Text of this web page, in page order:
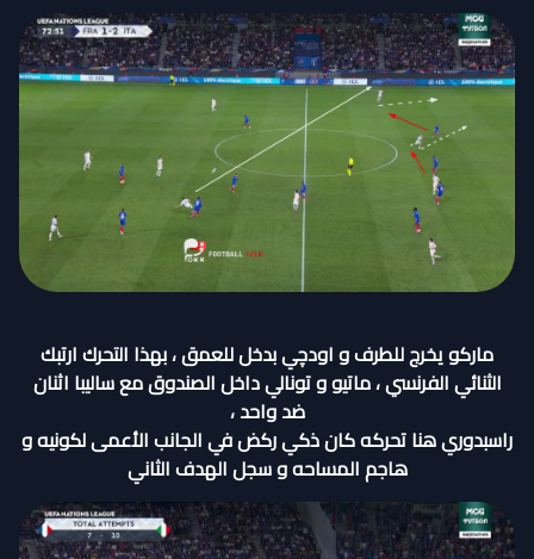
ماركو يخرج للطرف و اودچي بدخل للعمق ، بهذا التحرك ارتبك
الثنائي الفرنسي ، ماتيو و تونالي داخل الصندوق مع ساليبا اثنان
ضد واحد ،
راسبدوري هنا تحركه كان ذكي ركض في الجانب الأعمى لكونيه و
هاجم المساحه و سجل الهدف الثاني